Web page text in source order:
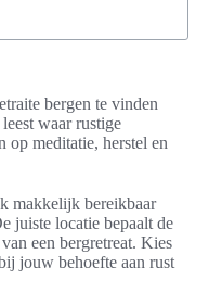
bergen te vinden
waar rustige
op meditatie, herstel en
makkelijk bereikbaar
juiste locatie bepaalt de
een bergretreat. Kies
jouw behoefte aan rust